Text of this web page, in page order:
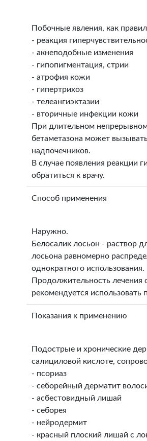
Побочные явления, как
- реакция
- акнеподобные изменения
- гипопигментация, стрии
- атрофия кожи
- гипертрихоз
- телеангиэктазии
- вторичные инфекции кожи
При длительном
бетаметазона может
надпочечников.
В случае появления реакции
обратиться к врачу.
Способ применения
Наружно.
Белосалик лосьон - раствор
лосьона равномерно
однократного использования.
Продолжительность лечения
рекомендуется использовать
Показания к применению
Подострые и хронические
салициловой кислоте,
- псориаз
- себорейный дерматит
- асбестовидный лишай
- себорея
- нейродермит
- красный плоский лишай с